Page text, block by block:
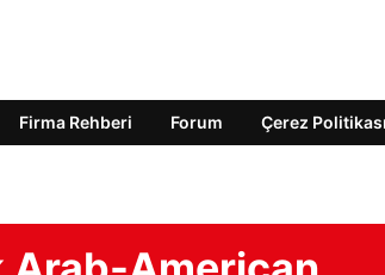
Firma Rehberi Forum Çerez Politikası